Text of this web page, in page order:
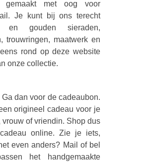
gemaakt met oog voor
Je kunt bij ons terecht
en gouden sieraden,
trouwringen, maatwerk en
rond op deze website
onze collectie.
dan voor de cadeaubon.
origineel cadeau voor je
vrouw of vriendin. Shop dus
online. Zie je iets,
even anders? Mail of bel
het handgemaakte